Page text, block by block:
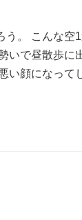
。 こんな空
いで昼散歩に
い顔になって